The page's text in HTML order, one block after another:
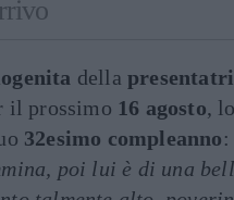
della
il prossimo 16 agosto,
32esimo compleanno:
poi lui è di una